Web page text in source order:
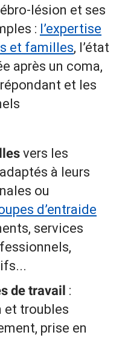
lésion et ses
: l’expertise
et familles, l’état
après un coma,
et les
vers les
à leurs
ou
d’entraide
services
de travail :
et troubles
prise en